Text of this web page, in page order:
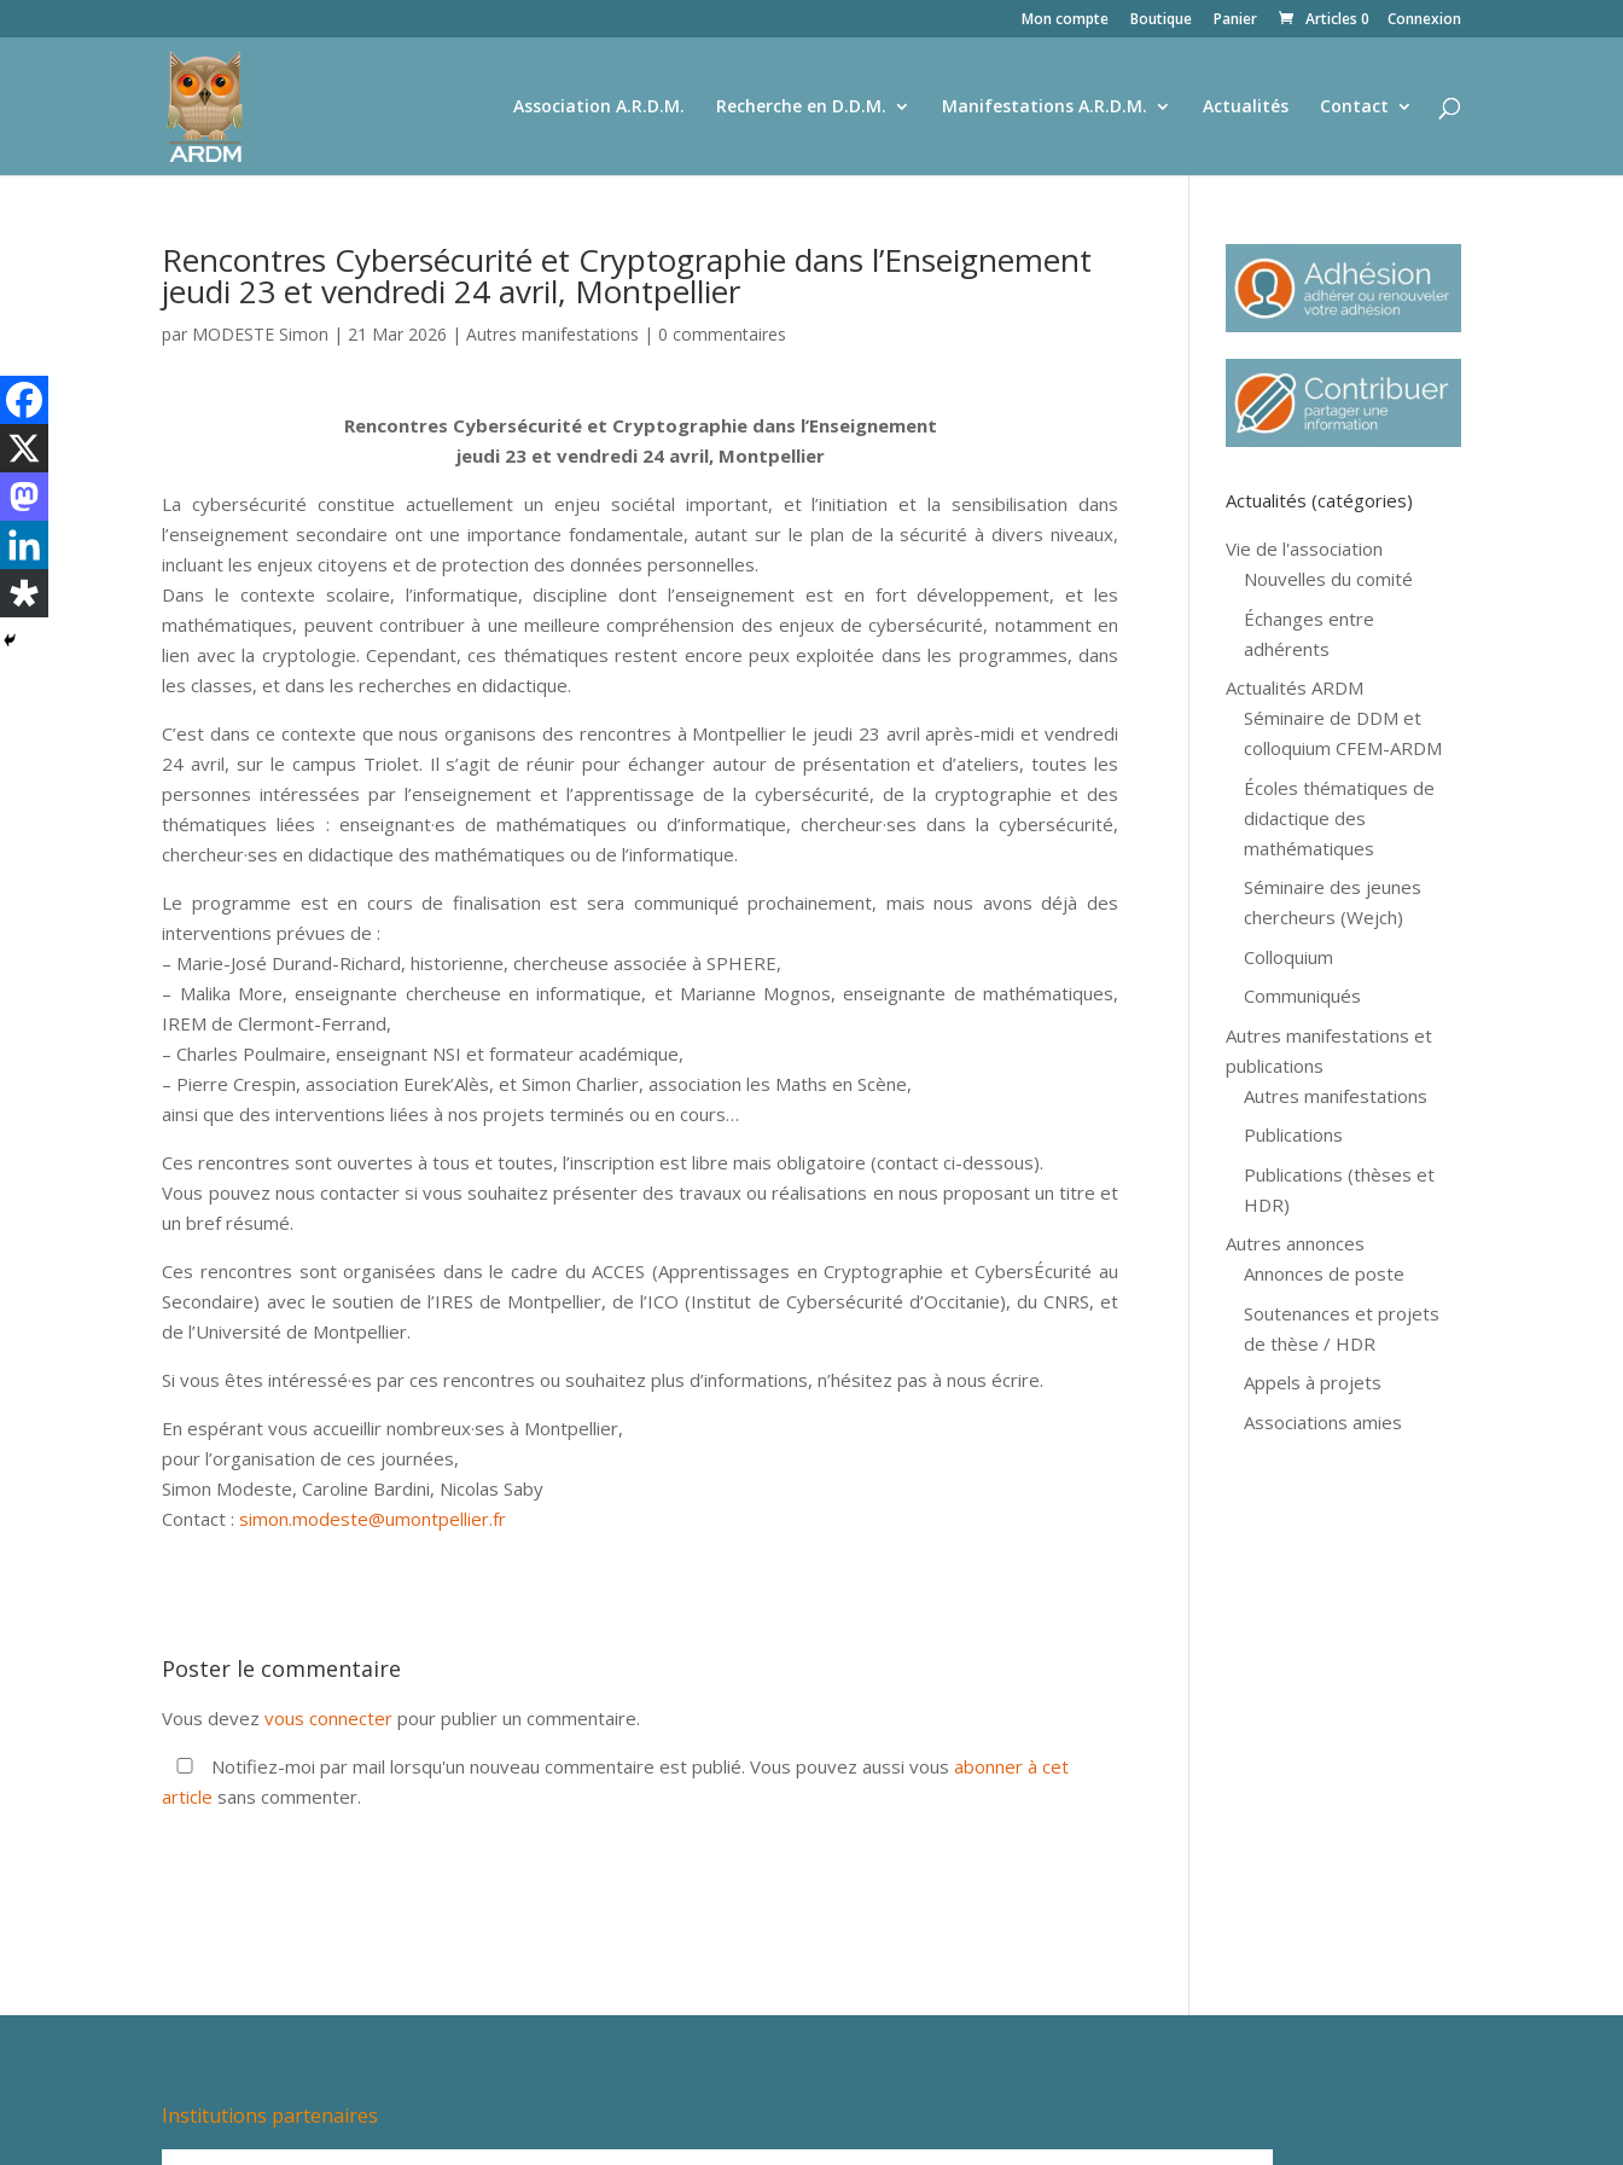
Connexion
Mon compte Boutique Panier Articles 0
Association A.R.D.M. Recherche en D.D.M. Manifestations A.R.D.M. Actualités Contact
Rencontres Cybersécurité et Cryptographie dans l’Enseignement
jeudi 23 et vendredi 24 avril, Montpellier
par MODESTE Simon | 21 Mar 2026 |Autres manifestations | 0 commentaires
Rencontres Cybersécurité et Cryptographie dans l’Enseignement
jeudi 23 et vendredi 24 avril, Montpellier
La cybersécurité constitue actuellement un enjeu sociétal important, et l’initiation et la sensibilisation dans
l’enseignement secondaire ont une importance fondamentale, autant sur le plan de la sécurité à divers niveaux,
incluant les enjeux citoyens et de protection des données personnelles.
Dans le contexte scolaire, l’informatique, discipline dont l’enseignement est en fort développement, et les
mathématiques, peuvent contribuer à une meilleure compréhension des enjeux de cybersécurité, notamment en
lien avec la cryptologie. Cependant, ces thématiques restent encore peux exploitée dans les programmes, dans
les classes, et dans les recherches en didactique.
C’est dans ce contexte que nous organisons des rencontres à Montpellier le jeudi 23 avril après-midi et vendredi
24 avril, sur le campus Triolet. Il s’agit de réunir pour échanger autour de présentation et d’ateliers, toutes les
personnes intéressées par l’enseignement et l’apprentissage de la cybersécurité, de la cryptographie et des
thématiques liées : enseignant·es de mathématiques ou d’informatique, chercheur·ses dans la cybersécurité,
chercheur·ses en didactique des mathématiques ou de l’informatique.
Le programme est en cours de finalisation est sera communiqué prochainement, mais nous avons déjà des
interventions prévues de :
– Marie-José Durand-Richard, historienne, chercheuse associée à SPHERE,
– Malika More, enseignante chercheuse en informatique, et Marianne Mognos, enseignante de mathématiques,
IREM de Clermont-Ferrand,
– Charles Poulmaire, enseignant NSI et formateur académique,
– Pierre Crespin, association Eurek’Alès, et Simon Charlier, association les Maths en Scène,
ainsi que des interventions liées à nos projets terminés ou en cours…
Ces rencontres sont ouvertes à tous et toutes, l’inscription est libre mais obligatoire (contact ci-dessous).
Vous pouvez nous contacter si vous souhaitez présenter des travaux ou réalisations en nous proposant un titre et
un bref résumé.
Ces rencontres sont organisées dans le cadre du ACCES (Apprentissages en Cryptographie et CybersÉcurité au
Secondaire) avec le soutien de l’IRES de Montpellier, de l’ICO (Institut de Cybersécurité d’Occitanie), du CNRS, et
de l’Université de Montpellier.
Si vous êtes intéressé·es par ces rencontres ou souhaitez plus d’informations, n’hésitez pas à nous écrire.
En espérant vous accueillir nombreux·ses à Montpellier,
pour l’organisation de ces journées,
Simon Modeste, Caroline Bardini, Nicolas Saby
Contact :simon.modeste@umontpellier.fr
Poster le commentaire
Vous devezvous connecter pour publier un commentaire.
Notifiez-moi par mail lorsqu'un nouveau commentaire est publié. Vous pouvez aussi vousabonner à cet
article sans commenter.
Actualités (catégories)
Vie de l'association
Nouvelles du comité
Échanges entre
adhérents
Actualités ARDM
Séminaire de DDM et
colloquium CFEM-ARDM
Écoles thématiques de
didactique des
mathématiques
Séminaire des jeunes
chercheurs (Wejch)
Colloquium
Communiqués
Autres manifestations et
publications
Autres manifestations
Publications
Publications (thèses et
HDR)
Autres annonces
Annonces de poste
Soutenances et projets
de thèse / HDR
Appels à projets
Associations amies
Institutions partenaires